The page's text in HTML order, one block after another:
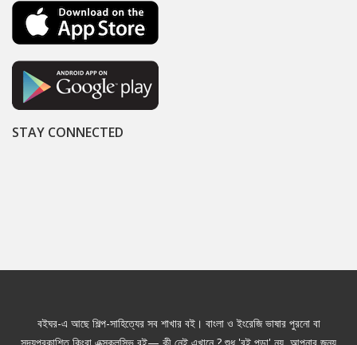
STAY CONNECTED
বইঘর-এ আছে শিল্প-সাহিত্যের সব শাখার বই। বাংলা ও ইংরেজি ভাষার পুরনো বা